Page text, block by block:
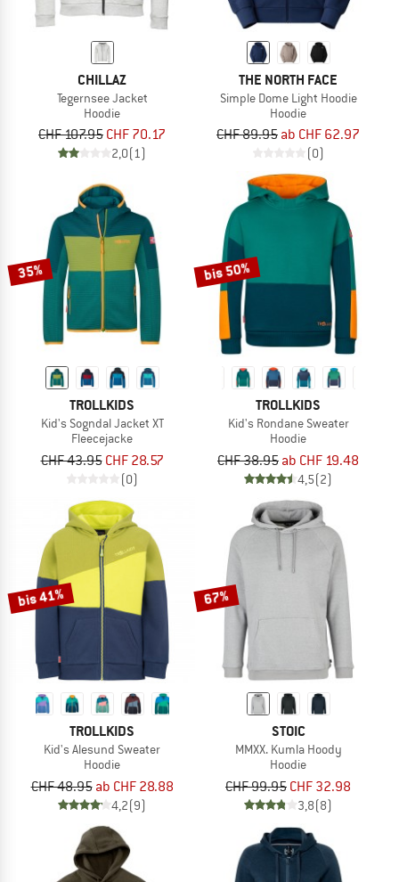
CHILLAZ
Tegernsee Jacket
Hoodie
CHF 107.95 CHF 70.17
2,0(1)
THE NORTH FACE
Simple Dome Light Hoodie
Hoodie
CHF 89.95 ab CHF 62.97
(0)
35%
TROLLKIDS
Kid's Sogndal Jacket XT
Fleecejacke
CHF 43.95 CHF 28.57
(0)
bis 50%
TROLLKIDS
Kid's Rondane Sweater
Hoodie
CHF 38.95 ab CHF 19.48
4,5(2)
bis 41%
TROLLKIDS
Kid's Alesund Sweater
Hoodie
CHF 48.95 ab CHF 28.88
4,2(9)
67%
STOIC
MMXX. Kumla Hoody
Hoodie
CHF 99.95 CHF 32.98
3,8(8)